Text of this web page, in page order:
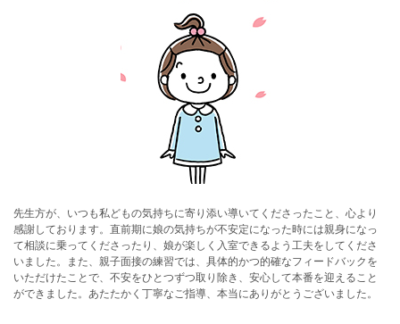
先生方が、いつも私どもの気持ちに寄り添い導いてくださったこと、心より
感謝しております。直前期に娘の気持ちが不安定になった時には親身になっ
て相談に乗ってくださったり、娘が楽しく入室できるよう工夫をしてくださ
いました。また、親子面接の練習では、具体的かつ的確なフィードバックを
いただけたことで、不安をひとつずつ取り除き、安心して本番を迎えること
ができました。あたたかく丁寧なご指導、本当にありがとうございました。